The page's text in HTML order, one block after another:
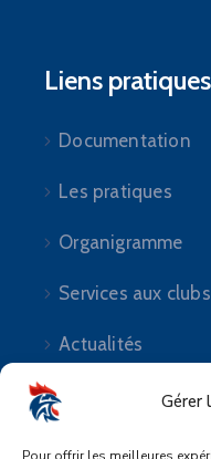
Gérer
Liens pratiques
Documentation
Les pratiques
Organigramme
Services aux clubs
Actualités